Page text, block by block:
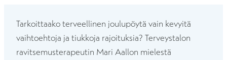
Tarkoittaako terveellinen joulupöytä vain kevyitä
vaihtoehtoja ja tiukkoja rajoituksia? Terveystalon
ravitsemusterapeutin Mari Aallon mielestä